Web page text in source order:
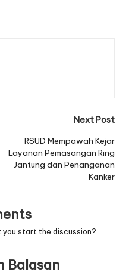
Next Post
RSUD Mempawah Kejar
Layanan Pemasangan Ring
Jantung dan Penanganan
Kanker
you start the discussion?
Balasan